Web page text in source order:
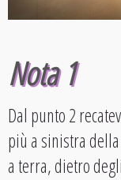
Nota 1
Dal punto 2
più a sinistra
a terra, dietro